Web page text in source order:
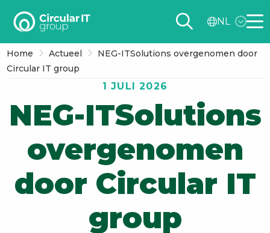
Circular
group
–
NL
Home Actueel
NEG-ITSolutions overgenomen door
Circular IT group
1 JULI 2026
NEG-ITSolutions
overgenomen
door Circular IT
group